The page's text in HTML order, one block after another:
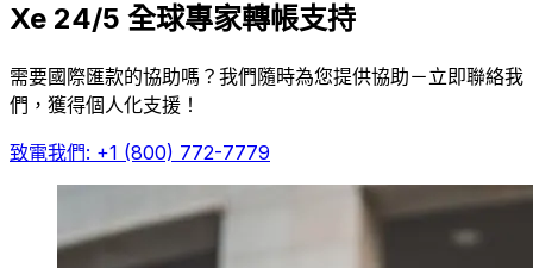
Xe 24/5 全球專家轉帳支持
需要國際匯款的協助嗎？我們隨時為您提供協助－立即聯絡我
們，獲得個人化支援！
致電我們: +1 (800) 772-7779